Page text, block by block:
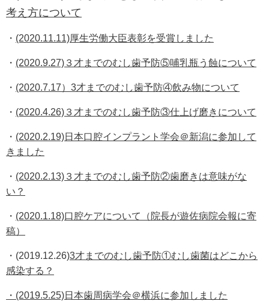
考え方について
・ (2020.11.11)厚生労働大臣表彰を受賞しました
・ (2020.9.27)３才までのむし歯予防⑤哺乳瓶う蝕について
・ (2020.7.17）3才までのむし歯予防④飲み物について
・ (2020.4.26) ３才までのむし歯予防③仕上げ磨きについて
・ (2020.2.19)日本口腔インプラント学会＠新潟に参加して
きました
・ (2020.2.13)３才までのむし歯予防②歯磨きは意味がな
い？
・ (2020.1.18)口腔ケアについて（院長が遊佐病院会報に寄
稿）
・(2019.12.26)3才までのむし歯予防①むし歯菌はどこから
感染する？
・(2019.5.25)日本歯周病学会＠横浜に参加しました